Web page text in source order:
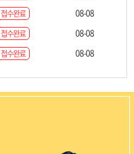
접수완료
08-08
접수완료
08-08
접수완료 08-08